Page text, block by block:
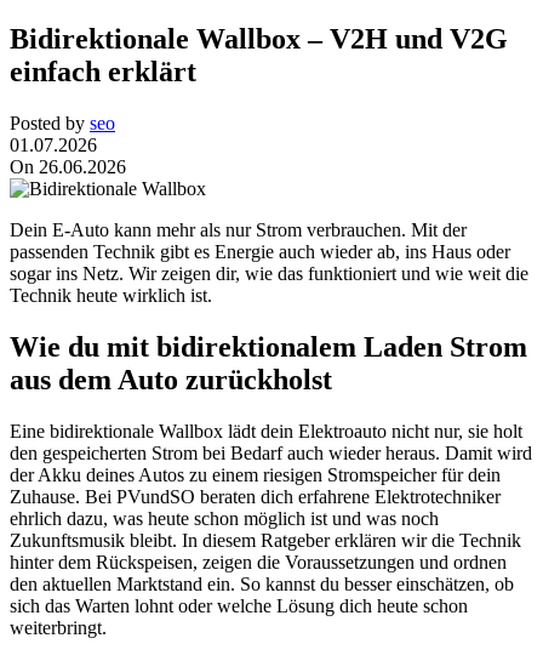
Bidirektionale Wallbox – V2H und V2G
einfach erklärt
Posted by seo
01.07.2026
On 26.06.2026
Dein E-Auto kann mehr als nur Strom verbrauchen. Mit der
passenden Technik gibt es Energie auch wieder ab, ins Haus oder
sogar ins Netz. Wir zeigen dir, wie das funktioniert und wie weit die
Technik heute wirklich ist.
Wie du mit bidirektionalem Laden Strom
aus dem Auto zurückholst
Eine bidirektionale Wallbox lädt dein Elektroauto nicht nur, sie holt
den gespeicherten Strom bei Bedarf auch wieder heraus. Damit wird
der Akku deines Autos zu einem riesigen Stromspeicher für dein
Zuhause. Bei PVundSO beraten dich erfahrene Elektrotechniker
ehrlich dazu, was heute schon möglich ist und was noch
Zukunftsmusik bleibt. In diesem Ratgeber erklären wir die Technik
hinter dem Rückspeisen, zeigen die Voraussetzungen und ordnen
den aktuellen Marktstand ein. So kannst du besser einschätzen, ob
sich das Warten lohnt oder welche Lösung dich heute schon
weiterbringt.